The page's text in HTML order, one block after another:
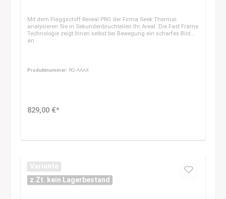
Mit dem Flaggschiff Reveal PRO der Firma Seek Thermal
analysieren Sie in Sekundenbruchteilen Ihr Areal. Die Fast Frame
Technologie zeigt Ihnen selbst bei Bewegung ein scharfes Bild
an.
Produktnummer: RQ-AAAX
829,00 €*
Variante
z.Zt. kein Lagerbestand